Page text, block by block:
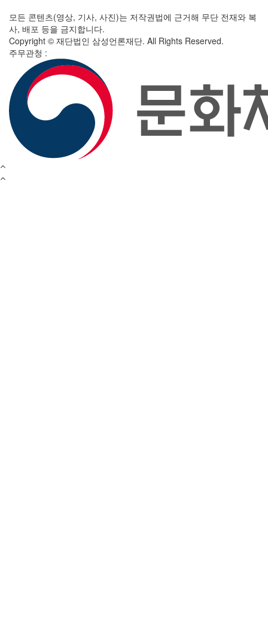
모든 콘텐츠(영상, 기사, 사진)는 저작권법에 근거해 무단 전재와 복
사, 배포 등을 금지합니다.
Copyright © 재단법인 삼성언론재단. All Rights Reserved.
주무관청 :